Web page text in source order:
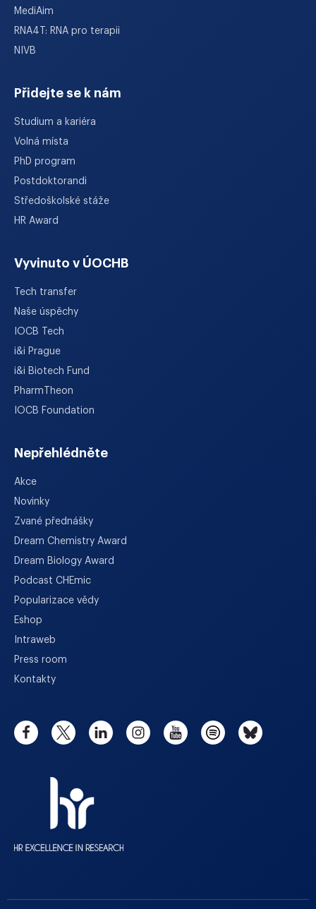
MediAim
RNA4T: RNA pro terapii
NIVB
Přidejte se k nám
Studium a kariéra
Volná místa
PhD program
Postdoktorandi
Středoškolské stáže
HR Award
Vyvinuto v ÚOCHB
Tech transfer
Naše úspěchy
IOCB Tech
i&i Prague
i&i Biotech Fund
PharmTheon
IOCB Foundation
Nepřehlédněte
Akce
Novinky
Zvané přednášky
Dream Chemistry Award
Dream Biology Award
Podcast CHEmic
Popularizace vědy
Eshop
Intraweb
Press room
Kontakty